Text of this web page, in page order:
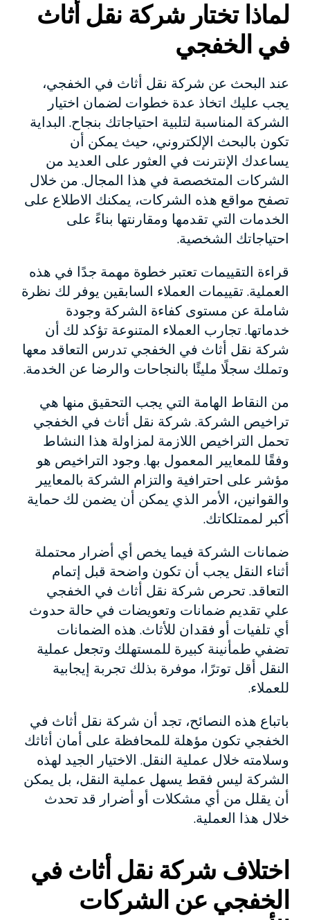
لماذا تختار شركة نقل أثاث
في الخفجي
عند البحث عن شركة نقل أثاث في الخفجي،
يجب عليك اتخاذ عدة خطوات لضمان اختيار
الشركة المناسبة لتلبية احتياجاتك بنجاح. البداية
تكون بالبحث الإلكتروني، حيث يمكن أن
يساعدك الإنترنت في العثور على العديد من
الشركات المتخصصة في هذا المجال. من خلال
تصفح مواقع هذه الشركات، يمكنك الاطلاع على
الخدمات التي تقدمها ومقارنتها بناءً على
احتياجاتك الشخصية.
قراءة التقييمات تعتبر خطوة مهمة جدًا في هذه
العملية. تقييمات العملاء السابقين يوفر لك نظرة
شاملة عن مستوى كفاءة الشركة وجودة
خدماتها. تجارب العملاء المتنوعة تؤكد لك أن
شركة نقل أثاث في الخفجي تدرس التعاقد معها
وتملك سجلًا مليئًا بالنجاحات والرضا عن الخدمة.
من النقاط الهامة التي يجب التحقيق منها هي
تراخيص الشركة. شركة نقل أثاث في الخفجي
تحمل التراخيص اللازمة لمزاولة هذا النشاط
وفقًا للمعايير المعمول بها. وجود التراخيص هو
مؤشر على احترافية والتزام الشركة بالمعايير
والقوانين، الأمر الذي يمكن أن يضمن لك حماية
أكبر لممتلكاتك.
ضمانات الشركة فيما يخص أي أضرار محتملة
أثناء النقل يجب أن تكون واضحة قبل إتمام
التعاقد. تحرص شركة نقل أثاث في الخفجي
علي تقديم ضمانات وتعويضات في حالة حدوث
أي تلفيات أو فقدان للأثاث. هذه الضمانات
تضفي طمأنينة كبيرة للمستهلك وتجعل عملية
النقل أقل توترًا، موفرة بذلك تجربة إيجابية
للعملاء.
باتباع هذه النصائح، تجد أن شركة نقل أثاث في
الخفجي تكون مؤهلة للمحافظة على أمان أثاثك
وسلامته خلال عملية النقل. الاختيار الجيد لهذه
الشركة ليس فقط يسهل عملية النقل، بل يمكن
أن يقلل من أي مشكلات أو أضرار قد تحدث
خلال هذا العملية.
اختلاف شركة نقل أثاث في
الخفجي عن الشركات